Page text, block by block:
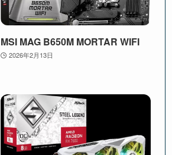
MSI MAG B650M MORTAR WIFI
2026年2月13日